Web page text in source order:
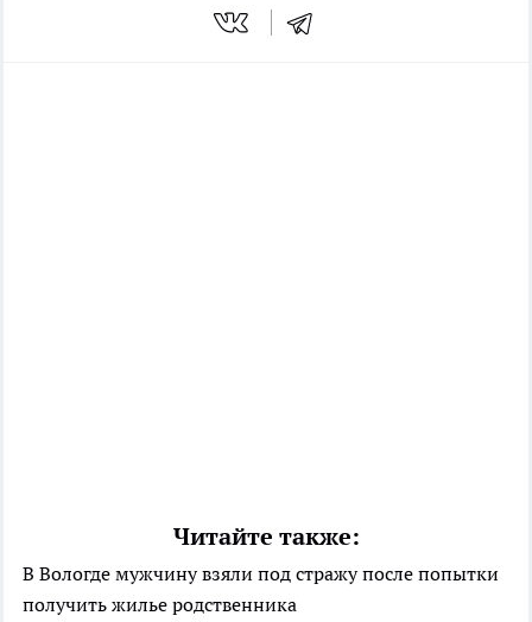
Читайте также:
В Вологде мужчину взяли под стражу после попытки
получить жилье родственника